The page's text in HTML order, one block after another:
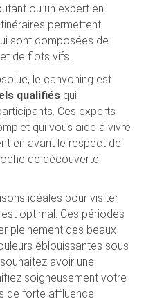
ou un expert en
permettent
sont composées de
de flots vifs.
le canyoning est
qualifiésqui
Ces experts
qui vous aide à vivre
en avant le respect de
de découverte
idéales pour visiter
optimal. Ces périodes
pleinement des beaux
éblouissantes sous
avoir une
soigneusement votre
de forte affluence.